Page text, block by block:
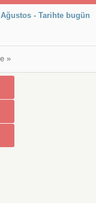
- Tarihte bugün
»